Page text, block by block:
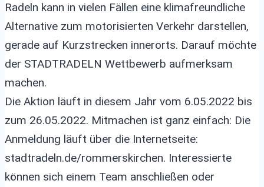
Radeln kann in vielen Fällen eine klimafreundliche
Alternative zum motorisierten Verkehr darstellen,
gerade auf Kurzstrecken innerorts. Darauf möchte
der STADTRADELN Wettbewerb aufmerksam
machen.
Die Aktion läuft in diesem Jahr vom 6.05.2022 bis
zum 26.05.2022. Mitmachen ist ganz einfach: Die
Anmeldung läuft über die Internetseite:
stadtradeln.de/rommerskirchen. Interessierte
können sich einem Team anschließen oder